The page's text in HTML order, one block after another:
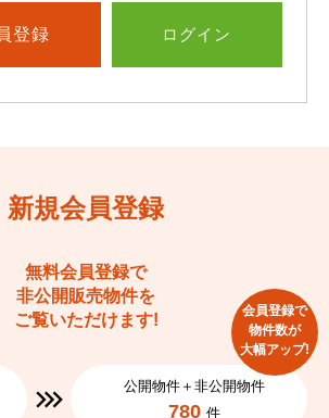
登録 ログイン
新規会員登録
無料会員登録で
非公開販売物件を
ご覧いただけます!
公開物件＋非公開物件
780 件
会員登録で
物件数が
大幅アップ!